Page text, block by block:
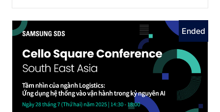
Ended